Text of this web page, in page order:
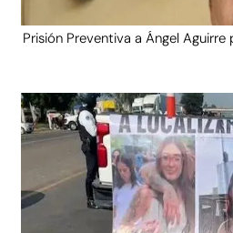
Prisión Preventiva a Ángel